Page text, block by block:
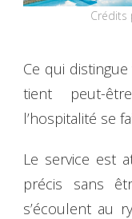
Crédits
Ce qui
tient peut-
l’hospitalité se
Le service est
précis sans
s’écoulent au